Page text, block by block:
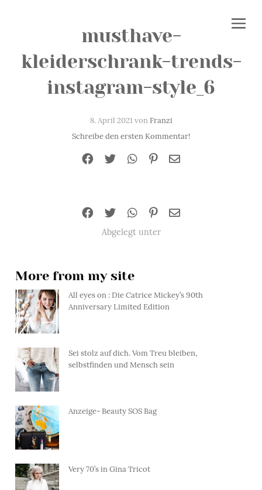
musthave-
kleiderschrank-trends-
instagram-style_6
8. April 2021 vonFranzi
Schreibe den ersten Kommentar!
Abgelegt unter
More from my site
All eyes on : Die Catrice Mickey’s 90th
Anniversary Limited Edition
Sei stolz auf dich. Vom Treu bleiben,
selbstfinden und Mensch sein
Anzeige- Beauty SOS Bag
Very 70’s in Gina Tricot